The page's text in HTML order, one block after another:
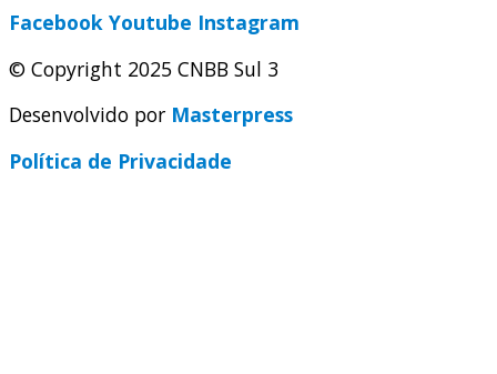
Facebook Youtube Instagram
© Copyright 2025 CNBB Sul 3
Desenvolvido por Masterpress
Política de Privacidade